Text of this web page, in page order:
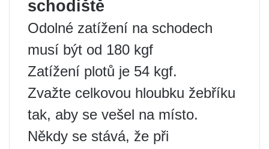
schodiště
Odolné zatížení na schodech
musí být od 180 kgf
Zatížení plotů je 54 kgf.
Zvažte celkovou hloubku žebříku
tak, aby se vešel na místo.
Někdy se stává, že při